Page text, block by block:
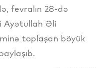
fevralın 28-də
Ayətullah Əli
toplaşan böyük